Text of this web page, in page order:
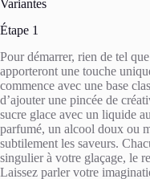
Variantes
Étape 1
Pour démarrer, rien de tel
apporteront une touche
commence avec une base
d’ajouter une pincée de
sucre glace avec un liquide
parfumé, un alcool doux ou
subtilement les saveurs.
singulier à votre glaçage, le
Laissez parler votre